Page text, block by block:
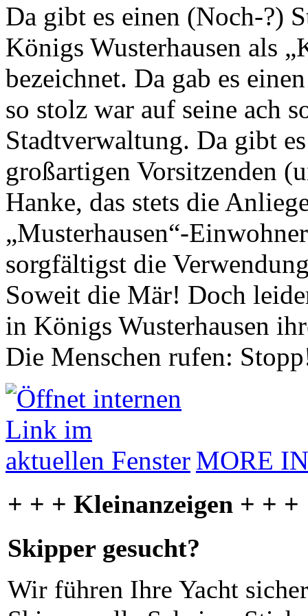
Da gibt es einen (Noch-?)
Königs Wusterhausen als
bezeichnet. Da gab es
so stolz war auf seine ach
Stadtverwaltung. Da gibt
großartigen Vorsitzenden
Hanke, das stets die
„Musterhausen“-
sorgfältigst die
Soweit die Mär! Doch
in Königs Wusterhausen
Die Menschen rufen:
MORE
+ + + Kleinanzeigen + + +
Skipper gesucht?
Wir führen Ihre Yacht